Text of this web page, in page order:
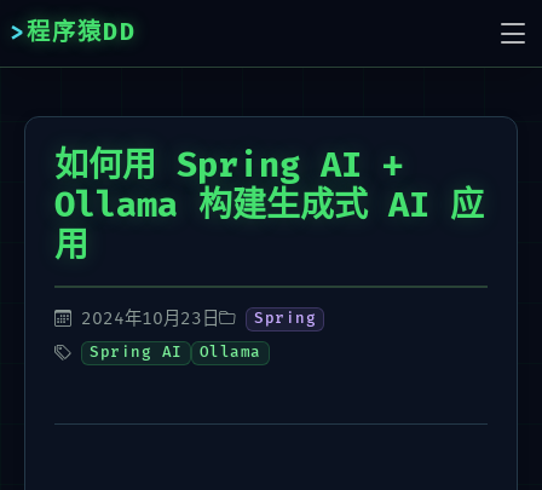
程序猿DD
如何用 Spring AI +
Ollama 构建生成式 AI 应
用
2024年10月23日
Spring
Spring AI
Ollama